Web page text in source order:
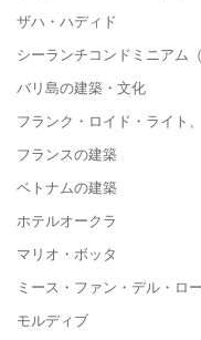
ザハ・ハディド
シーランチコンドミニアム
バリ島の建築・文化
フランク・ロイド・ライト
フランスの建築
ベトナムの建築
ホテルオークラ
マリオ・ボッタ
ミース・ファン・デル・
モルディブ